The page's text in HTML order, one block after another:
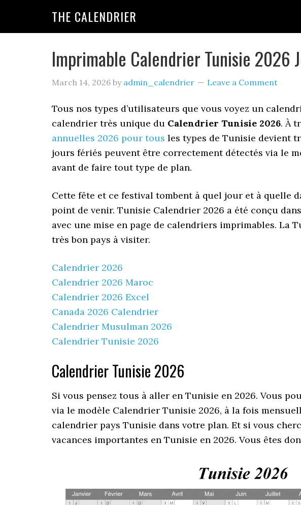
THE CALENDRIER
Imprimable Calendrier Tunisie 2026
March 14, 2026 by admin_calendrier Leave a Comment
Tous nos types d’utilisateurs que vous voyez un
calendrier très unique du Calendrier Tunisie 2026. À
annuelles 2026 pour tous les types de Tunisie devient
jours fériés peuvent être correctement détectés via le
avant de faire tout type de plan.
Cette fête et ce festival tombent à quel jour et à quelle
point de venir. Tunisie Calendrier 2026 a été conçu
avec une mise en page de calendriers imprimables. La
très bon pays à visiter.
Calendrier 2026
Calendrier 2026 Maroc
Calendrier 2026 Excel
Canada 2026 Calendrier
Calendrier Musulman 2026
Calendrier Tunisie 2026
Calendrier Tunisie 2026
Si vous pensez tous à aller en Tunisie en 2026. Vous
via le modèle Calendrier Tunisie 2026, à la fois
calendrier pays Tunisie dans votre plan. Et si vous
vacances importantes en Tunisie en 2026. Vous êtes